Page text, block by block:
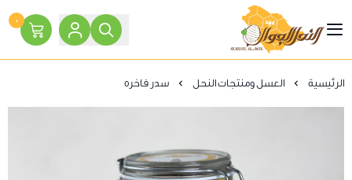
النحل الجوال
٠
الرئيسية العسل ومنتجات النحل سدر فاخره